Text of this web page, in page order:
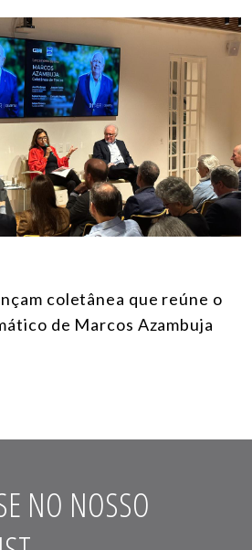
coletânea que reúne o
de Marcos Azambuja
NO NOSSO